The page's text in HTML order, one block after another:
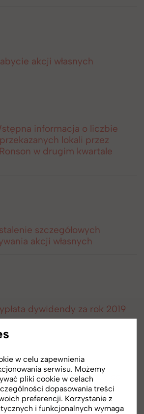
akcji własnych
informacja o liczbie
lokali przez
w drugim kwartale
szczegółowych
akcji własnych
dywidendy za rok 2019
posiadający co
głosów na Zwyczajnym
Ronson
w celu zapewnienia
serwisu. Możemy
pliki cookie w celach
dopasowania treści
preferencji. Korzystanie z
i funkcjonalnych wymaga